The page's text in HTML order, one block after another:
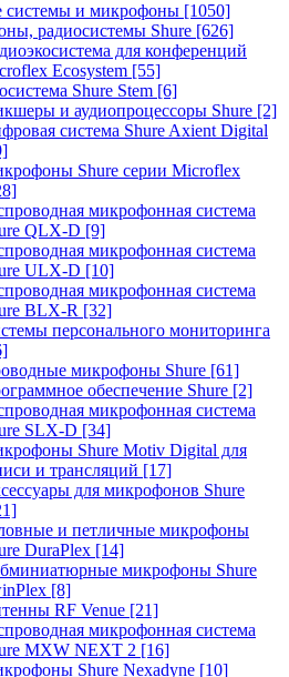
и микрофоны [1050]
радиосистемы Shure [626]
для конференций
Ecosystem [55]
Shure Stem [6]
и аудиопроцессоры Shure [2]
система Shure Axient Digital
Shure серии Microflex
микрофонная система
QLX-D [9]
микрофонная система
ULX-D [10]
микрофонная система
BLX-R [32]
персонального мониторинга
микрофоны Shure [61]
обеспечение Shure [2]
микрофонная система
SLX-D [34]
Shure Motiv Digital для
и трансляций [17]
для микрофонов Shure
и петличные микрофоны
DuraPlex [14]
микрофоны Shure
[8]
RF Venue [21]
микрофонная система
MXW NEXT 2 [16]
Shure Nexadyne [10]